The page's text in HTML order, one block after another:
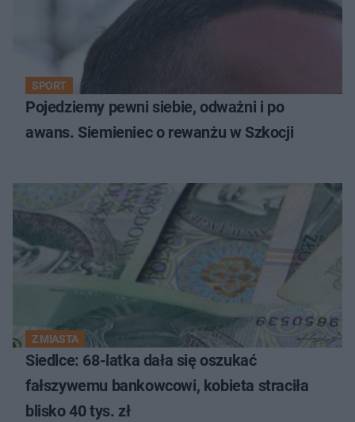
SPORT
Pojedziemy pewni siebie, odważni i po
awans. Siemieniec o rewanżu w Szkocji
Z MIASTA
Siedlce: 68-latka dała się oszukać
fałszywemu bankowcowi, kobieta straciła
blisko 40 tys. zł